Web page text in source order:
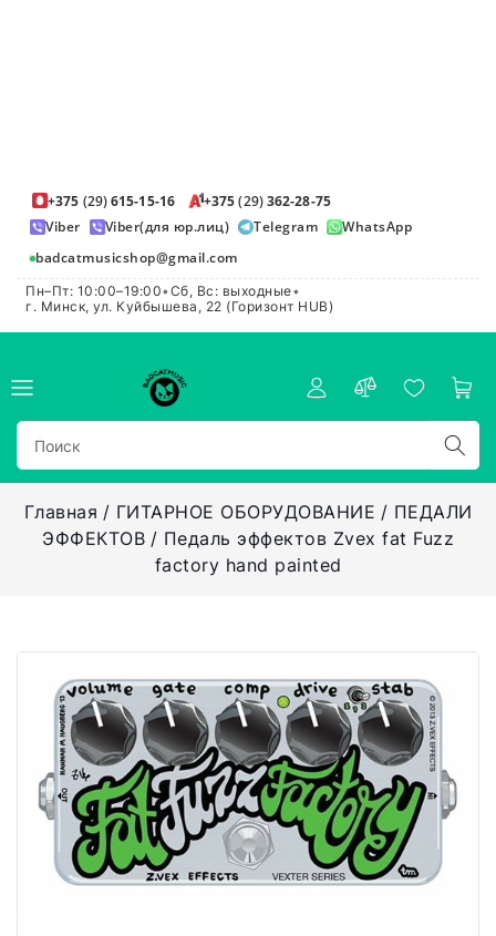
+375 (29)615-15-16 +375(29)362-28-75
Viber
Viber(для юр.лиц) Telegram
WhatsApp
badcatmusicshop@gmail.com
Пн–Пт: 10:00–19:00•Сб, Вс: выходные•
г. Минск, ул. Куйбышева, 22 (Горизонт HUB)
Главная ГИТАРНОЕ ОБОРУДОВАНИЕ
ПЕДАЛИ
ЭФФЕКТОВ
Педаль эффектов Zvex fat Fuzz
factory hand painted